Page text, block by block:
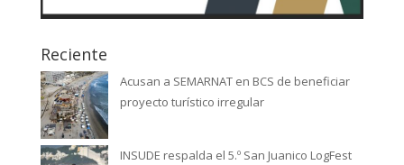
Reciente
Acusan a SEMARNAT en BCS de beneficiar
proyecto turístico irregular
INSUDE respalda el 5.º San Juanico LogFest